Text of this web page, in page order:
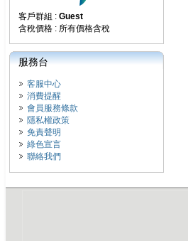
客戶群組 : Guest
含稅價格 : 所有價格含稅
服務台
客服中心
消費提醒
會員服務條款
隱私權政策
免責聲明
綠色宣言
聯絡我們